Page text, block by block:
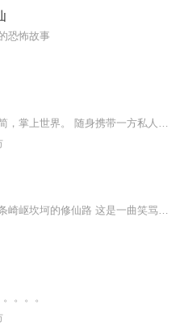
恐怖故事
。。。